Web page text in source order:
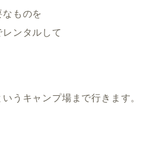
ものを
ンタルして
うキャンプ場まで行きます。